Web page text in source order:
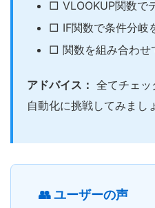
□ VLOOKUP関数で
□ IF関数で条件分岐
□ 関数を組み合わせ
アドバイス： 全てチェッ
自動化に挑戦してみまし
👥 ユーザーの声